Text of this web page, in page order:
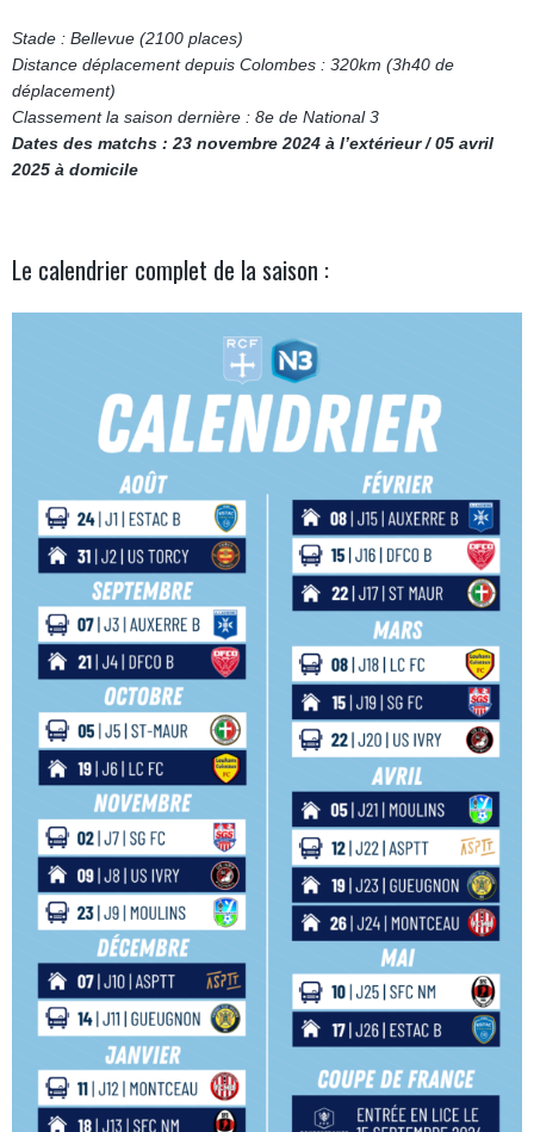
Stade : Bellevue (2100 places)
Distance déplacement depuis Colombes : 320km (3h40 de
déplacement)
Classement la saison dernière : 8e de National 3
Dates des matchs : 23 novembre 2024 à l’extérieur / 05 avril
2025 à domicile
Le calendrier complet de la saison :